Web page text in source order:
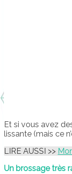
Et si vous avez
lissante (mais ce
LIRE AUSSI >>
Un brossage très